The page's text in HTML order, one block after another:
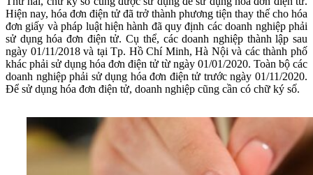
Hiện nay, hóa đơn điện tử đã trở thành phương tiện thay thế cho hóa
đơn giấy và pháp luật hiện hành đã quy định các doanh nghiệp phải
sử dụng hóa đơn điện tử. Cụ thể, các doanh nghiệp thành lập sau
ngày 01/11/2018 và tại Tp. Hồ Chí Minh, Hà Nội và các thành phố
khác phải sử dụng hóa đơn điện tử từ ngày 01/01/2020. Toàn bộ các
doanh nghiệp phải sử dụng hóa đơn điện tử trước ngày 01/11/2020.
Để sử dụng hóa đơn điện tử, doanh nghiệp cũng cần có chữ ký số.